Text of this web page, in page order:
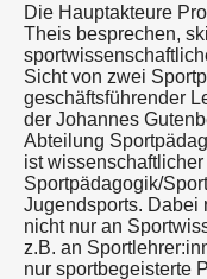
Die Hauptakteure
Theis besprechen,
Sicht von zwei
geschäftsführender
der Johannes
Abteilung
ist
Sportpädagogik/
Jugendsports. Dabei
nicht nur an
z.B. an
nur sportbegeisterte